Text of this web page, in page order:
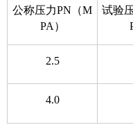
公称压力PN（M
PA）
试验
2.5
4.0